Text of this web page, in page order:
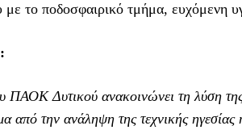
το ποδοσφαιρικό τμήμα, ευχόμενη
ΠΑΟΚ Δυτικού ανακοινώνει τη λύση
από την ανάληψη της τεχνικής